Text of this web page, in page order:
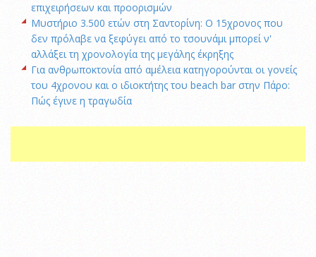
επιχειρήσεων και προορισμών
Μυστήριο 3.500 ετών στη Σαντορίνη: Ο 15χρονος που
δεν πρόλαβε να ξεφύγει από το τσουνάμι μπορεί ν'
αλλάξει τη χρονολογία της μεγάλης έκρηξης
Για ανθρωποκτονία από αμέλεια κατηγορούνται οι γονείς
του 4χρονου και ο ιδιοκτήτης του beach bar στην Πάρο:
Πώς έγινε η τραγωδία